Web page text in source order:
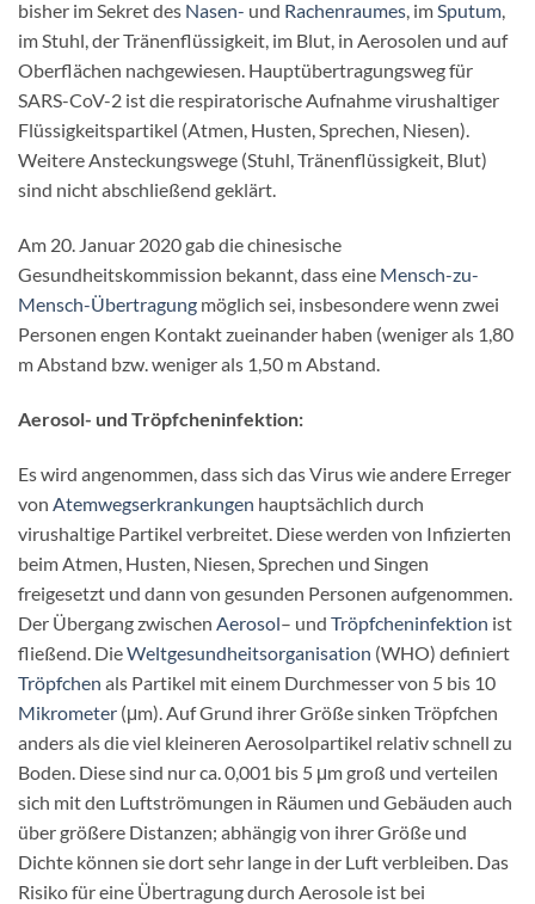
bisher im Sekret des Nasen- und Rachenraumes, imSputum,
im Stuhl, der Tränenflüssigkeit, im Blut, in Aerosolen und auf
Oberflächen nachgewiesen. Hauptübertragungsweg für
SARS-CoV-2 ist die respiratorische Aufnahme virushaltiger
Flüssigkeitspartikel (Atmen, Husten, Sprechen, Niesen).
Weitere Ansteckungswege (Stuhl, Tränenflüssigkeit, Blut)
sind nicht abschließend geklärt.
Am 20. Januar 2020 gab die chinesische
Gesundheitskommission bekannt, dass eine Mensch-zu-
Mensch-Übertragung möglich sei, insbesondere wenn zwei
Personen engen Kontakt zueinander haben (weniger als 1,80
m Abstand bzw. weniger als 1,50 m Abstand.
Aerosol- und Tröpfcheninfektion:
Es wird angenommen, dass sich das Virus wie andere Erreger
von Atemwegserkrankungen hauptsächlich durch
virushaltige Partikel verbreitet. Diese werden von Infizierten
beim Atmen, Husten, Niesen, Sprechen und Singen
freigesetzt und dann von gesunden Personen aufgenommen.
Der Übergang zwischen Aerosol– und Tröpfcheninfektion ist
fließend. DieWeltgesundheitsorganisation (WHO) definiert
Tröpfchen als Partikel mit einem Durchmesser von 5 bis 10
Mikrometer (μm). Auf Grund ihrer Größe sinken Tröpfchen
anders als die viel kleineren Aerosolpartikel relativ schnell zu
Boden. Diese sind nur ca. 0,001 bis 5 μm groß und verteilen
sich mit den Luftströmungen in Räumen und Gebäuden auch
über größere Distanzen; abhängig von ihrer Größe und
Dichte können sie dort sehr lange in der Luft verbleiben. Das
Risiko für eine Übertragung durch Aerosole ist bei